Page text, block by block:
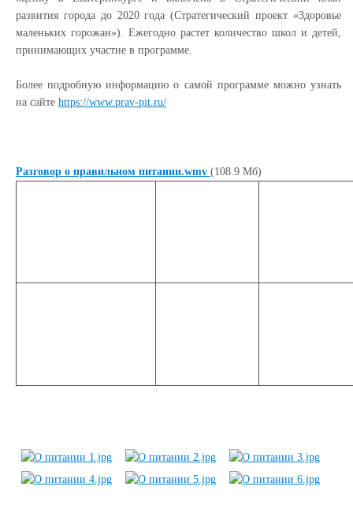
развития города до 2020 года (Стратегический проект «Здоровье
маленьких горожан»). Ежегодно растет количество школ и детей,
принимающих участие в программе.
Более подробную информацию о самой программе можно узнать
на сайте https://www.prav-pit.ru/
Разговор о правильном питании.wmv (108.9 Мб)